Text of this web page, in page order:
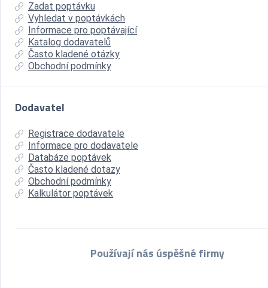
Zadat poptávku
Vyhledat v poptávkách
Informace pro poptávající
Katalog dodavatelů
Často kladené otázky
Obchodní podmínky
Dodavatel
Registrace dodavatele
Informace pro dodavatele
Databáze poptávek
Často kladené dotazy
Obchodní podmínky
Kalkulátor poptávek
Používají nás úspěšné firmy